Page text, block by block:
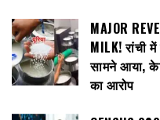
MAJOR
MILK! रांची
सामने आया,
का आरोप